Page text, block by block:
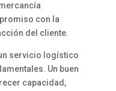
con la
del cliente.
servicio logístico
Un buen
capacidad,